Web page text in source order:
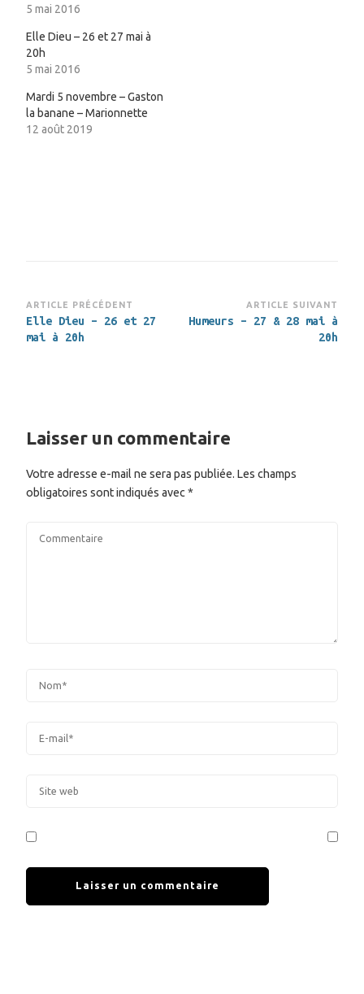
5 mai 2016
Elle Dieu – 26 et 27 mai à
20h
5 mai 2016
Mardi 5 novembre – Gaston
la banane – Marionnette
12 août 2019
Navigation
d’article
ARTICLE PRÉCÉDENT
Elle Dieu – 26 et 27
mai à 20h
ARTICLE SUIVANT
Humeurs – 27 & 28 mai à
20h
Laisser un commentaire
Votre adresse e-mail ne sera pas publiée. Les champs
obligatoires sont indiqués avec *